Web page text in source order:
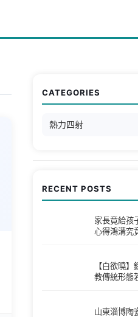
CATEGORIES
熱力四射
RECENT POSTS
家長竟給孩
心得鴻溝究
【白欲曉
教傳統形態
山東淄博陶